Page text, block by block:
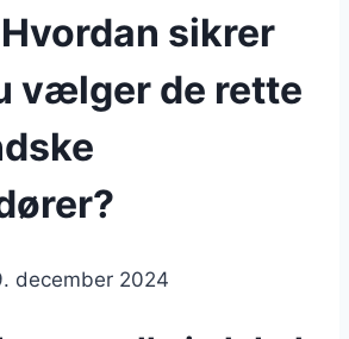
sikrer
vælger de rette
december 2024